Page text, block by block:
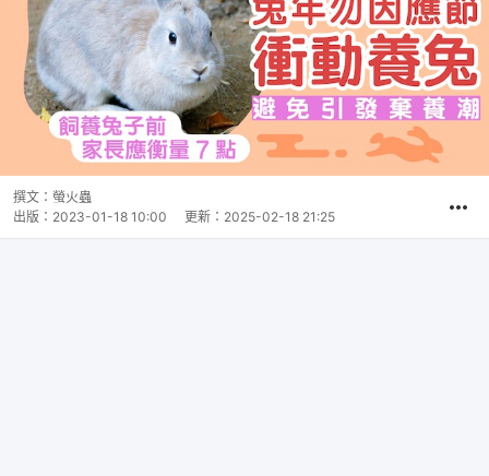
撰文： 螢火蟲
出版： 2023-01-18 10:00 更新： 2025-02-18 21:25